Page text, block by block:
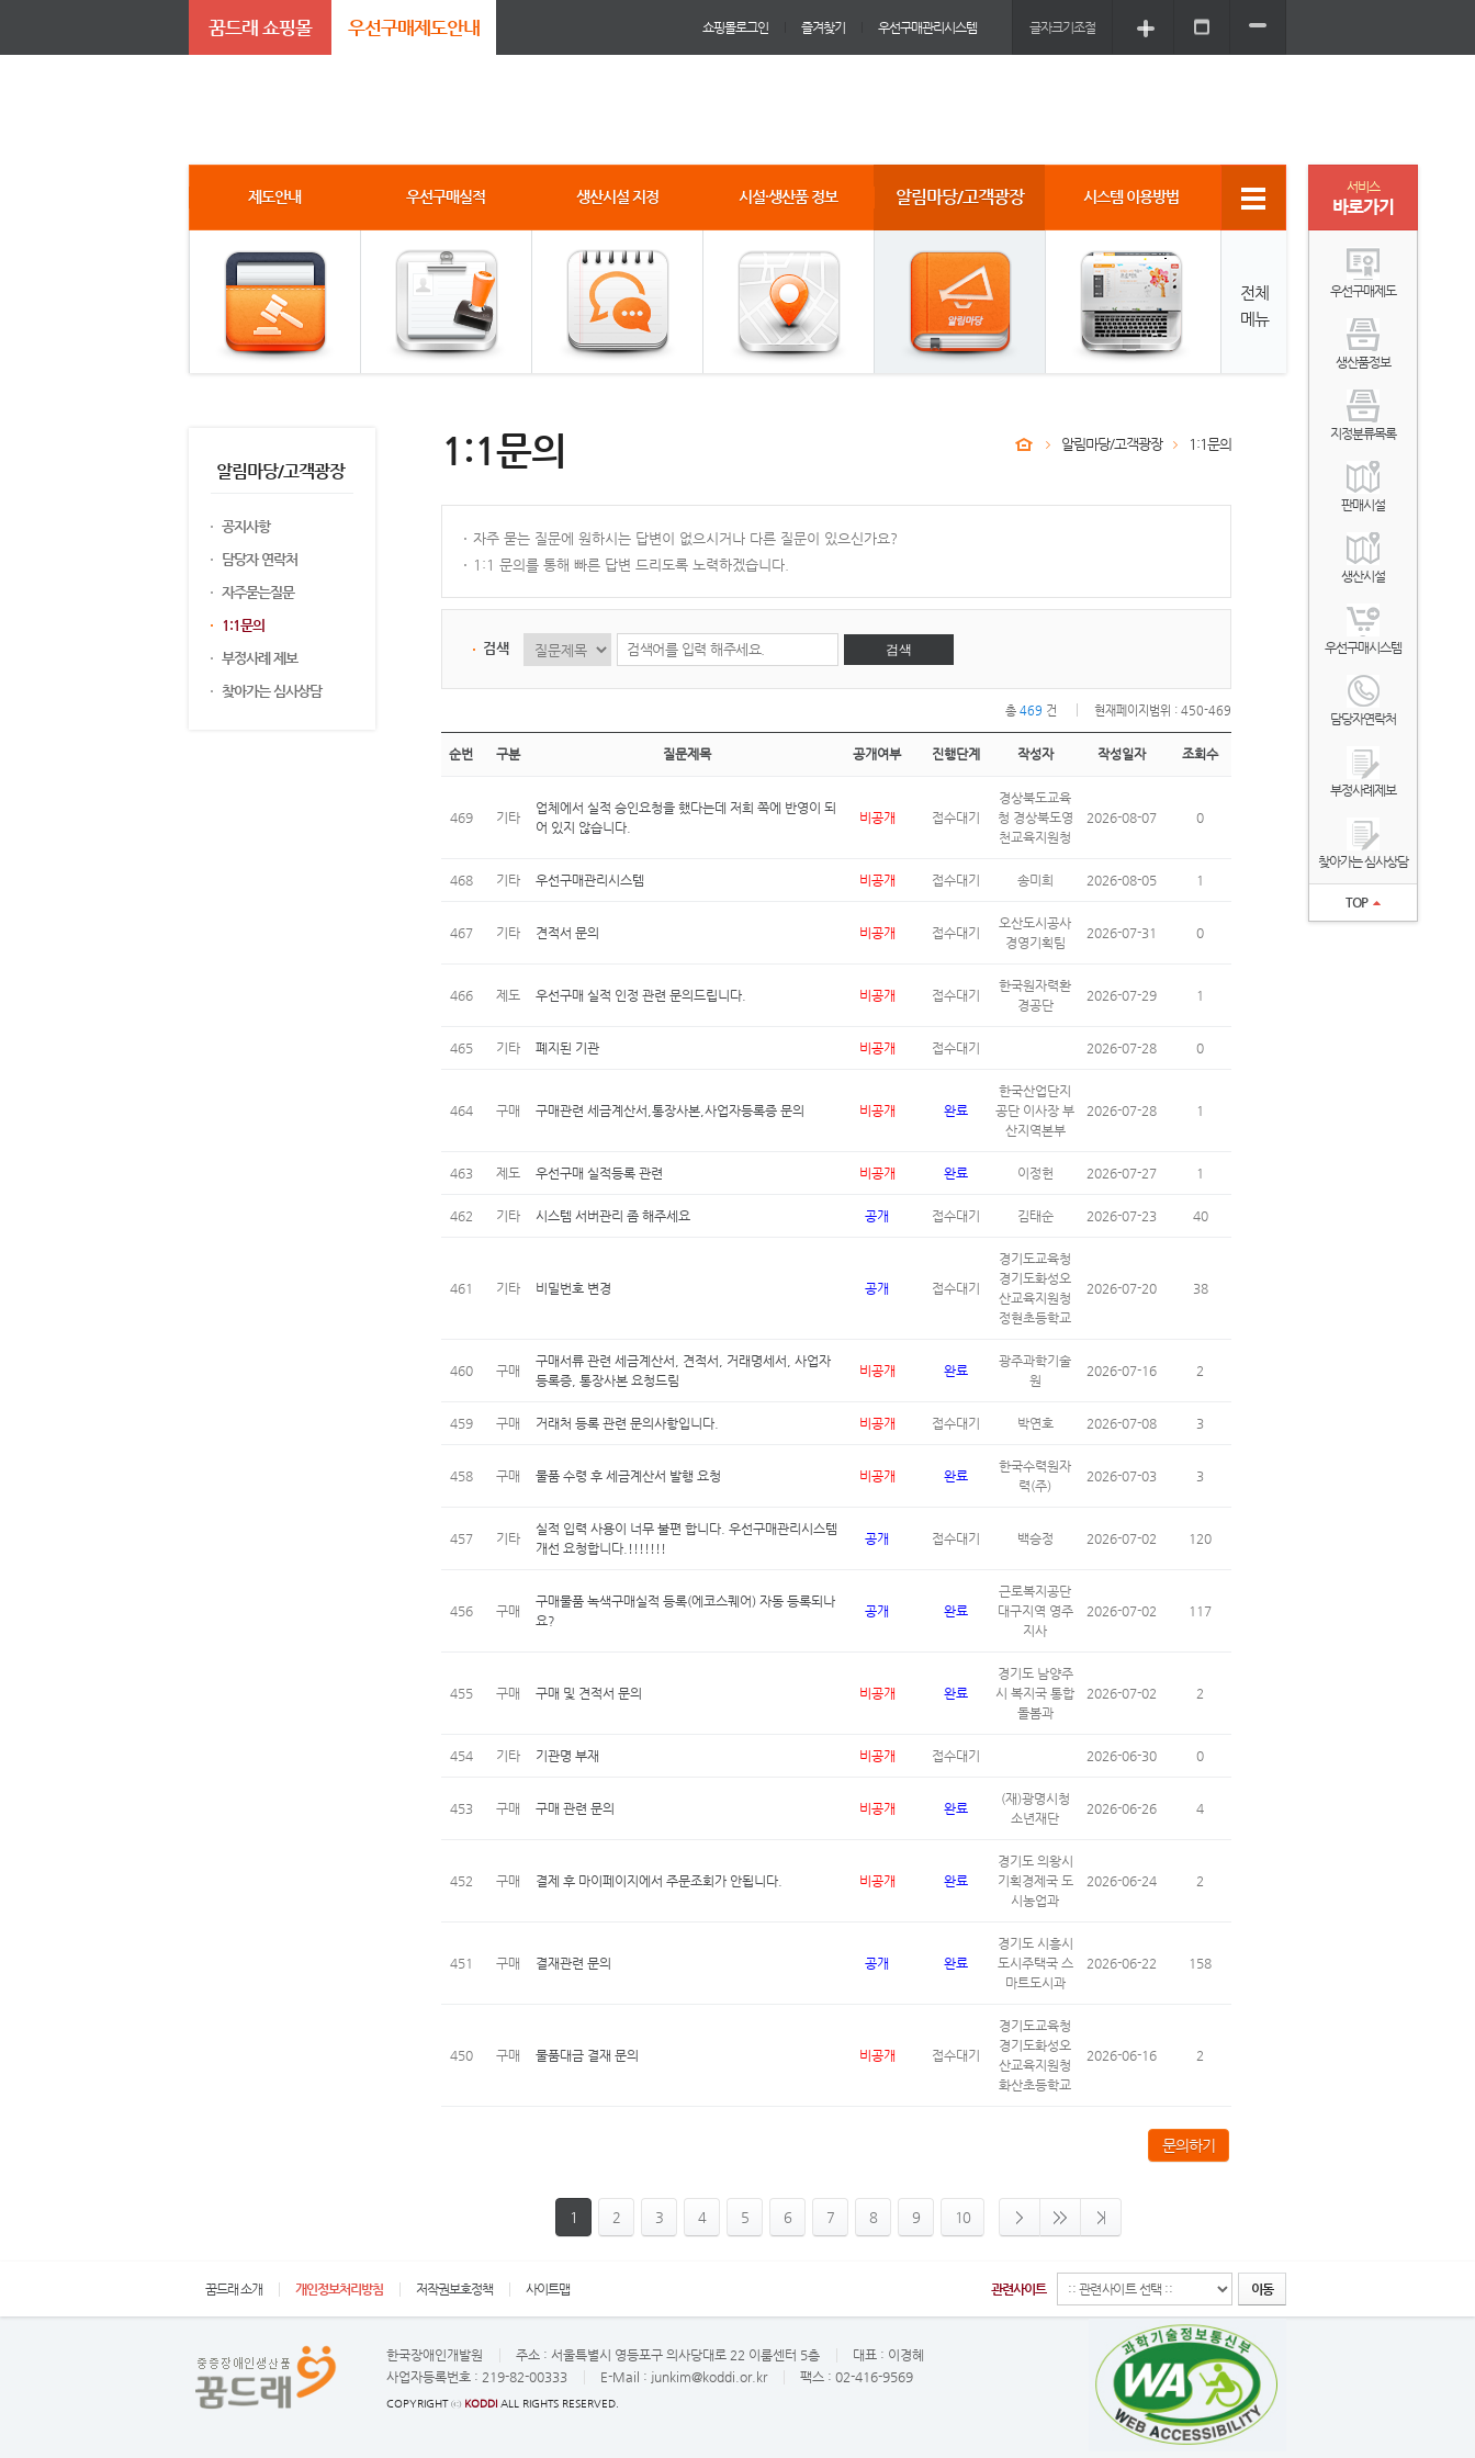
꿈드래 쇼핑몰 우선구매제도안내 쇼핑몰로그인 즐겨찾기 우선구매관리시스템 글자크기조절
제도안내 우선구매실적 생산시설 지정 시설·생산품 정보 알림마당/고객광장 시스템 이용방법
전체
메뉴
알림마당/고객광장
공지사항
담당자 연락처
자주묻는질문
1:1문의
부정사례 제보
찾아가는 심사상담
1:1문의 알림마당/고객광장 1:1문의
자주 묻는 질문에 원하시는 답변이 없으시거나 다른 질문이 있으신가요?
1:1 문의를 통해 빠른 답변 드리도록 노력하겠습니다.
검색 검색
총 469 건 현재페이지범위 : 450-469
순번 구분 질문제목 공개여부 진행단계 작성자 작성일자 조회수
469 기타
업체에서 실적 승인요청을 했다는데 저희 쪽에 반영이 되
어 있지 않습니다.
비공개 접수대기
경상북도교육
청 경상북도영
천교육지원청
2026-08-07 0
468 기타 우선구매관리시스템 비공개 접수대기 송미희 2026-08-05 1
467 기타 견적서 문의 비공개 접수대기
오산도시공사
경영기획팀
2026-07-31 0
466 제도 우선구매 실적 인정 관련 문의드립니다. 비공개 접수대기
한국원자력환
경공단
2026-07-29 1
465 기타 폐지된 기관 비공개 접수대기 2026-07-28 0
464 구매 구매관련 세금계산서,통장사본,사업자등록증 문의 비공개 완료
한국산업단지
공단 이사장 부
산지역본부
2026-07-28 1
463 제도 우선구매 실적등록 관련 비공개 완료 이정헌 2026-07-27 1
462 기타 시스템 서버관리 좀 해주세요 공개 접수대기 김태순 2026-07-23 40
461 기타 비밀번호 변경 공개 접수대기
경기도교육청
경기도화성오
산교육지원청
정현초등학교
2026-07-20 38
460 구매
구매서류 관련 세금계산서, 견적서, 거래명세서, 사업자
등록증, 통장사본 요청드림
비공개 완료
광주과학기술
원
2026-07-16 2
459 구매 거래처 등록 관련 문의사항입니다. 비공개 접수대기 박연호 2026-07-08 3
458 구매 물품 수령 후 세금계산서 발행 요청 비공개 완료
한국수력원자
력(주)
2026-07-03 3
457 기타
실적 입력 사용이 너무 불편 합니다. 우선구매관리시스템
개선 요청합니다.!!!!!!!
공개 접수대기 백승정 2026-07-02 120
456 구매
구매물품 녹색구매실적 등록(에코스퀘어) 자동 등록되나
요?
공개 완료
근로복지공단
대구지역 영주
지사
2026-07-02 117
455 구매 구매 및 견적서 문의 비공개 완료
경기도 남양주
시 복지국 통합
돌봄과
2026-07-02 2
454 기타 기관명 부재 비공개 접수대기 2026-06-30 0
453 구매 구매 관련 문의 비공개 완료
(재)광명시청
소년재단
2026-06-26 4
452 구매 결제 후 마이페이지에서 주문조회가 안됩니다. 비공개 완료
경기도 의왕시
기획경제국 도
시농업과
2026-06-24 2
451 구매 결재관련 문의 공개 완료
경기도 시흥시
도시주택국 스
마트도시과
2026-06-22 158
450 구매 물품대금 결재 문의 비공개 접수대기
경기도교육청
경기도화성오
산교육지원청
화산초등학교
2026-06-16 2
문의하기
1 2 3 4 5 6 7 8 9 10
서비스
바로가기
우선구매제도
생산품정보
지정분류목록
판매시설
생산시설
우선구매시스템
담당자연락처
부정사례제보
찾아가는 심사상담
TOP
꿈드래 소개 개인정보처리방침 저작권보호정책 사이트맵 관련사이트 이동
한국장애인개발원 주소 : 서울특별시 영등포구 의사당대로 22 이룸센터 5층 대표 : 이경혜
사업자등록번호 : 219-82-00333 E-Mail : junkim@koddi.or.kr 팩스 : 02-416-9569
COPYRIGHT ⓒ KODDI ALL RIGHTS RESERVED.